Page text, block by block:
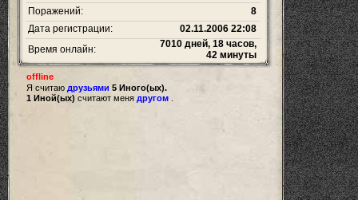
Поражений:
8
Дата регистрации:
02.11.2006 22:08
Время онлайн:
7010 дней, 18 часов,
42 минуты
offline
Я считаю друзьями 5 Иного(ых).
1 Иной(ых) считают меня другом